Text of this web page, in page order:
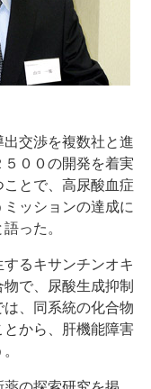
交渉を複数社と進
００の開発を着実
とで、高尿酸血症
ッションの達成に
った。
るキサンチンオキ
で、尿酸生成抑制
、同系統の化合物
から、肝機能障害